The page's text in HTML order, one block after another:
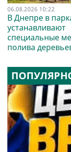
06.08.2026 10:22
В Днепре в
устанавливают
специальные
полива